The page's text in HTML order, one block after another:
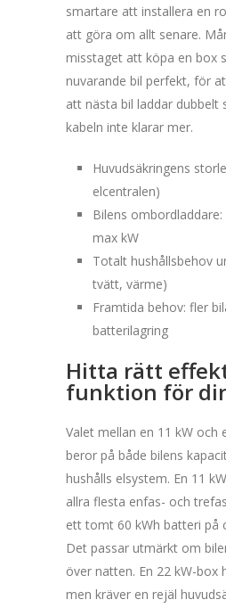
smartare att installera en
att göra om allt senare.
misstaget att köpa en box
nuvarande bil perfekt, för
att nästa bil laddar
kabeln inte klarar mer.
Huvudsäkringens
elcentralen)
Bilens
max kW
Totalt hushållsbehov
tvätt, värme)
Framtida behov: fler
batterilagring
Hitta rätt
funktion för
Valet mellan en 11 kW och
beror på både bilens
hushålls elsystem. En 11
allra flesta enfas- och
ett tomt 60 kWh batteri på
Det passar utmärkt om
över natten. En 22 kW-box
men kräver en rejäl